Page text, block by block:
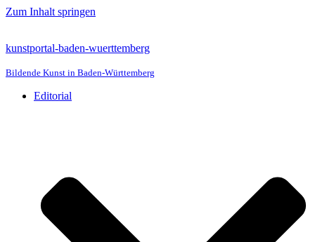
Zum Inhalt springen
kunstportal-baden-wuerttemberg
Bildende Kunst in Baden-Württemberg
Editorial